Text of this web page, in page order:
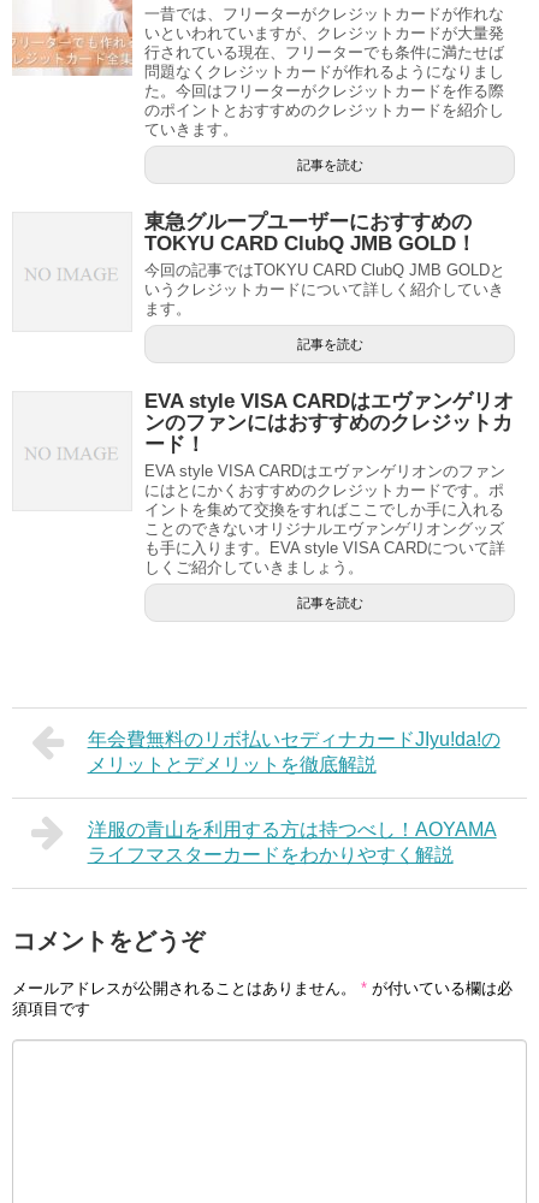
一昔では、フリーターがクレジットカードが作れな
いといわれていますが、クレジットカードが大量発
行されている現在、フリーターでも条件に満たせば
問題なくクレジットカードが作れるようになりまし
た。今回はフリーターがクレジットカードを作る際
のポイントとおすすめのクレジットカードを紹介し
ていきます。
記事を読む
東急グループユーザーにおすすめの
TOKYU CARD ClubQ JMB GOLD！
今回の記事ではTOKYU CARD ClubQ JMB GOLDと
いうクレジットカードについて詳しく紹介していき
ます。
記事を読む
EVA style VISA CARDはエヴァンゲリオ
ンのファンにはおすすめのクレジットカ
ード！
EVA style VISA CARDはエヴァンゲリオンのファン
にはとにかくおすすめのクレジットカードです。ポ
イントを集めて交換をすればここでしか手に入れる
ことのできないオリジナルエヴァンゲリオングッズ
も手に入ります。EVA style VISA CARDについて詳
しくご紹介していきましょう。
記事を読む
年会費無料のリボ払いセディナカードJIyu!da!の
メリットとデメリットを徹底解説
洋服の青山を利用する方は持つべし！AOYAMA
ライフマスターカードをわかりやすく解説
コメントをどうぞ
メールアドレスが公開されることはありません。 * が付いている欄は必
須項目です